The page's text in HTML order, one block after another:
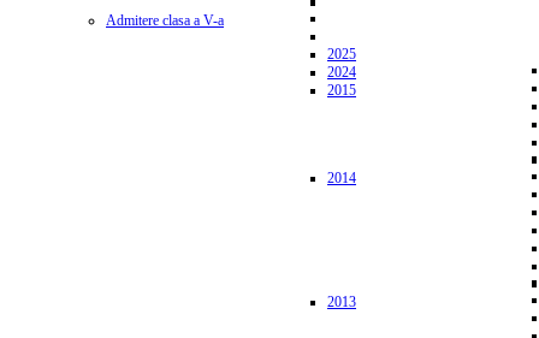
Admitere clasa a V-a
2025
2024
2015
2014
2013